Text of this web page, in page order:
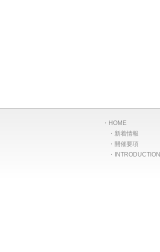
HOME
新着情報
開催要項
INTRODUCTION